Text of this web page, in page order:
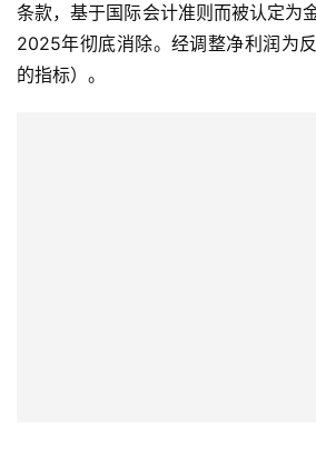
条款，基于国际会计准则而被认定为
2025年彻底消除。经调整净利润为
的指标）。